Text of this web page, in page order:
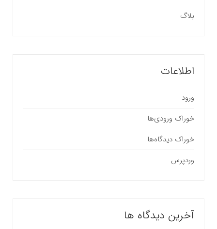
بلاگ
اطلاعات
ورود
خوراک ورودی‌ها
خوراک دیدگاه‌ها
وردپرس
آخرین دیدگاه ها